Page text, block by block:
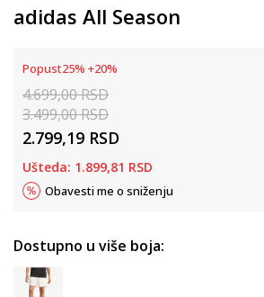
adidas All Season
Popust25% +20%
4.699,00RSD
3.499,00RSD
2.799,19 RSD
Ušteda: 1.899,81 RSD
Obavesti me o sniženju
Dostupno u više boja: